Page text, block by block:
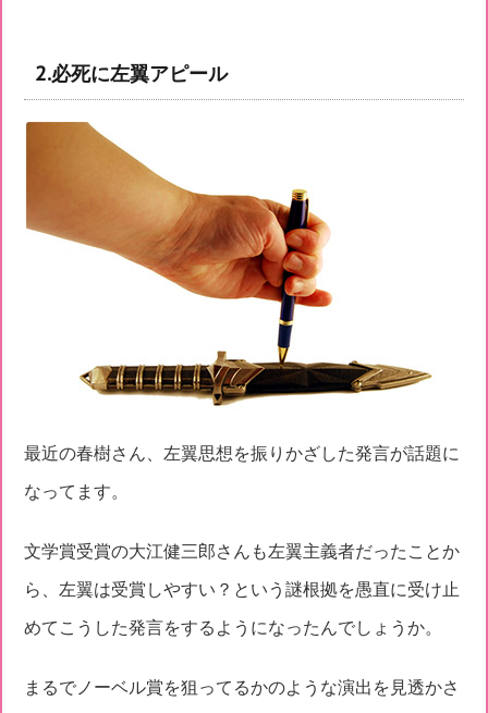
2.必死に左翼アピール
最近の春樹さん、左翼思想を振りかざした発言が話題に
なってます。
文学賞受賞の大江健三郎さんも左翼主義者だったことか
ら、左翼は受賞しやすい？という謎根拠を愚直に受け止
めてこうした発言をするようになったんでしょうか。
まるでノーベル賞を狙ってるかのような演出を見透かさ